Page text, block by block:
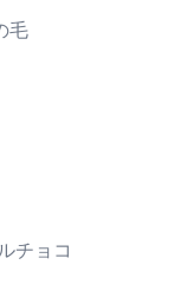
毛
チョコ